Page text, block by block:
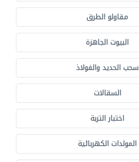
مقاولو الطرق
البيوت الجاهزة
سحب الحديد والفولاذ
السقالات
اختبار التربة
المولدات الكهربائية